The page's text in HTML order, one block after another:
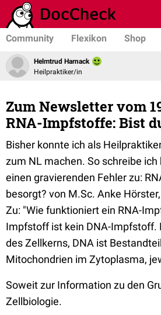
Community Flexikon Shop
Helmtrud Harnack
Heilpraktiker/in
Zum Newsletter vom
RNA-Impfstoffe: Bist
Bisher konnte ich als
zum NL machen. So schreibe
einen gravierenden Fehler zu:
besorgt? von M.Sc. Anke
Zu: "Wie funktioniert ein RNA-
Impfstoff ist kein DNA-Impfstoff.
des Zellkerns, DNA ist
Mitochondrien im Zytoplasma,
Soweit zur Information zu den
Zellbiologie.